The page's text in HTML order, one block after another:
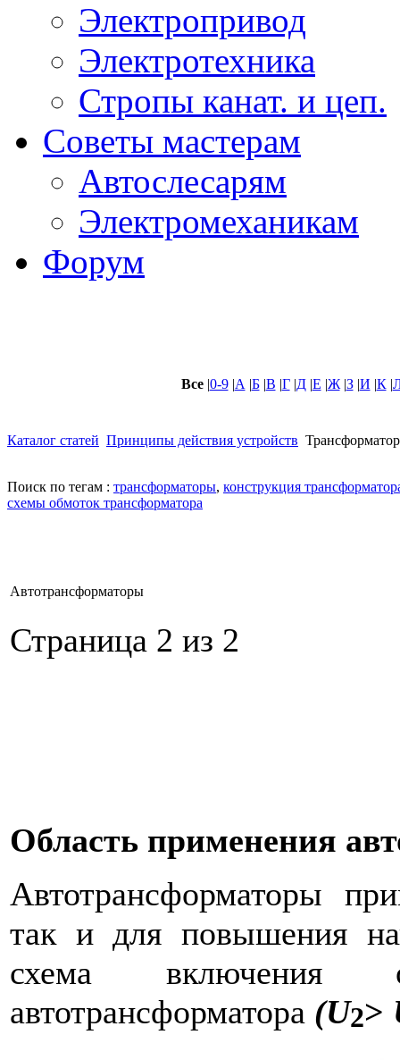
Электропривод
Электротехника
Стропы канат. и цеп.
Советы мастерам
Автослесарям
Электромеханикам
Форум
Все|0-9|А |Б|В |Г|Д|Е |Ж|З|И |К|
Каталог статей Принципы действия устройств
Поиск по тегам : трансформаторы, конструкция
схемы обмоток трансформатора
Автотрансформаторы
Страница 2 из 2
Область применения
Автотрансформаторы
так и для повышения
схема включения
автотрансформатора (U2>